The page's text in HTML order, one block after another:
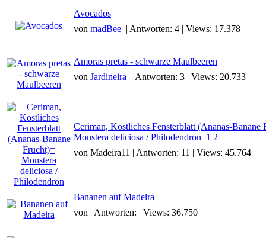
Avocados
von madBee | Antworten: 4 | Views: 17.378
Amoras pretas - schwarze Maulbeeren
von Jardineira | Antworten: 3 | Views: 20.733
Ceriman, Köstliches Fensterblatt (Ananas-Banane
Monstera deliciosa / Philodendron 1 2
von Madeira11 | Antworten: 11 | Views: 45.764
Bananen auf Madeira
von | Antworten: | Views: 36.750